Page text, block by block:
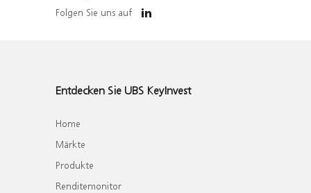
Folgen Sie uns auf
Entdecken Sie UBS KeyInvest
Home
Märkte
Produkte
Renditemonitor